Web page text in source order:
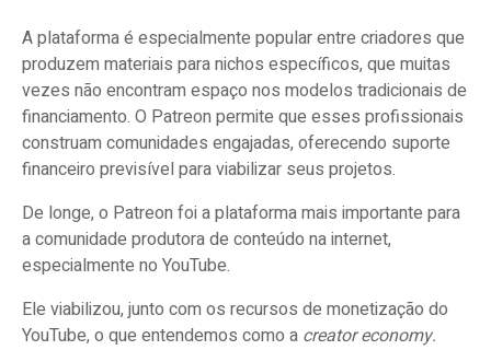
A plataforma é especialmente popular entre criadores que
produzem materiais para nichos específicos, que muitas
vezes não encontram espaço nos modelos tradicionais de
financiamento. O Patreon permite que esses profissionais
construam comunidades engajadas, oferecendo suporte
financeiro previsível para viabilizar seus projetos.
De longe, o Patreon foi a plataforma mais importante para
a comunidade produtora de conteúdo na internet,
especialmente no YouTube.
Ele viabilizou, junto com os recursos de monetização do
YouTube, o que entendemos como a creator economy.